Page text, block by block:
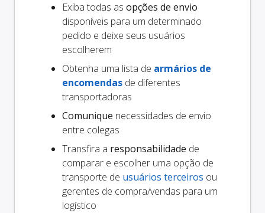
Exiba todas as opções de envio
disponíveis para um determinado
pedido e deixe seus usuários
escolherem
Obtenha uma lista de armários de
encomendas de diferentes
transportadoras
Comunique necessidades de envio
entre colegas
Transfira a responsabilidade de
comparar e escolher uma opção de
transporte de usuários terceiros ou
gerentes de compra/vendas para um
logístico